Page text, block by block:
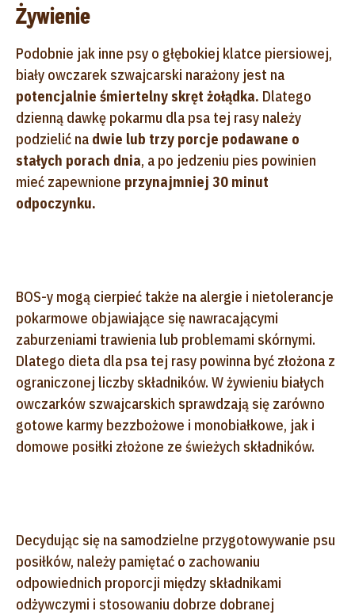
Żywienie
Podobnie jak inne psy o głębokiej klatce piersiowej,
biały owczarek szwajcarski narażony jest na
potencjalnie śmiertelny skręt żołądka. Dlatego
dzienną dawkę pokarmu dla psa tej rasy należy
podzielić na dwie lub trzy porcje podawane o
stałych porach dnia, a po jedzeniu pies powinien
mieć zapewnione przynajmniej 30 minut
odpoczynku.
BOS-y mogą cierpieć także na alergie i nietolerancje
pokarmowe objawiające się nawracającymi
zaburzeniami trawienia lub problemami skórnymi.
Dlatego dieta dla psa tej rasy powinna być złożona z
ograniczonej liczby składników. W żywieniu białych
owczarków szwajcarskich sprawdzają się zarówno
gotowe karmy bezzbożowe i monobiałkowe, jak i
domowe posiłki złożone ze świeżych składników.
Decydując się na samodzielne przygotowywanie psu
posiłków, należy pamiętać o zachowaniu
odpowiednich proporcji między składnikami
odżywczymi i stosowaniu dobrze dobranej